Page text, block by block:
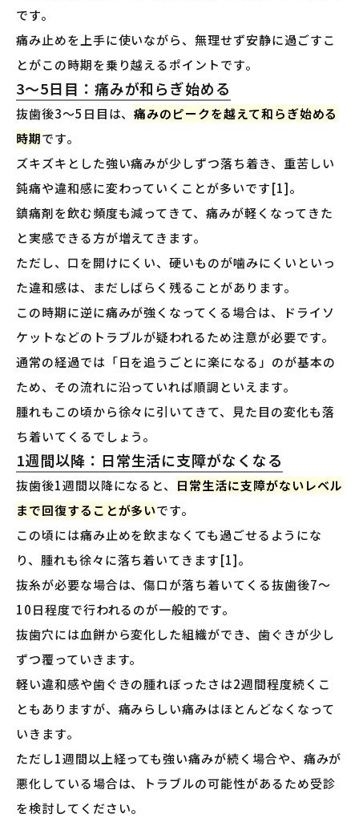
です。
痛み止めを上手に使いながら、無理せず安静に過ごすこ
とがこの時期を乗り越えるポイントです。
3〜5日目：痛みが和らぎ始める
抜歯後3〜5日目は、痛みのピークを越えて和らぎ始める
時期です。
ズキズキとした強い痛みが少しずつ落ち着き、重苦しい
鈍痛や違和感に変わっていくことが多いです[1]。
鎮痛剤を飲む頻度も減ってきて、痛みが軽くなってきた
と実感できる方が増えてきます。
ただし、口を開けにくい、硬いものが噛みにくいといっ
た違和感は、まだしばらく残ることがあります。
この時期に逆に痛みが強くなってくる場合は、ドライソ
ケットなどのトラブルが疑われるため注意が必要です。
通常の経過では「日を追うごとに楽になる」のが基本の
ため、その流れに沿っていれば順調といえます。
腫れもこの頃から徐々に引いてきて、見た目の変化も落
ち着いてくるでしょう。
1週間以降：日常生活に支障がなくなる
抜歯後1週間以降になると、 日常生活に支障がないレベル
まで回復することが多いです。
この頃には痛み止めを飲まなくても過ごせるようにな
り、腫れも徐々に落ち着いてきます[1]。
抜糸が必要な場合は、傷口が落ち着いてくる抜歯後7〜
10日程度で行われるのが一般的です。
抜歯穴には血餅から変化した組織ができ、歯ぐきが少し
ずつ覆っていきます。
軽い違和感や歯ぐきの腫れぼったさは2週間程度続くこ
ともありますが、痛みらしい痛みはほとんどなくなって
いきます。
ただし1週間以上経っても強い痛みが続く場合や、痛みが
悪化している場合は、トラブルの可能性があるため受診
を検討してください。